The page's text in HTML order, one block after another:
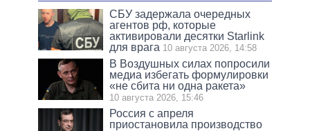
СБУ задержала очередных
агентов рф, которые
активировали десятки Starlink
для врага 10 августа 2026, 14:58
В Воздушных силах попросили
медиа избегать формулировки
«не сбита ни одна ракета»
10 августа 2026, 15:46
Россия с апреля
приостановила производство